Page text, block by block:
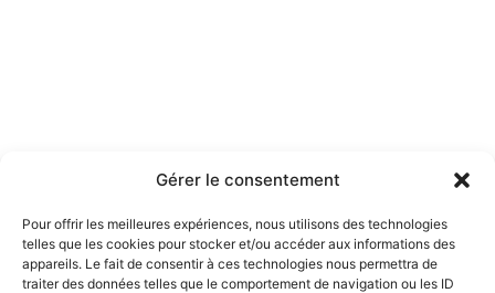
Gérer le consentement
Pour offrir les meilleures expériences, nous utilisons des technologies
telles que les cookies pour stocker et/ou accéder aux informations des
appareils. Le fait de consentir à ces technologies nous permettra de
traiter des données telles que le comportement de navigation ou les ID